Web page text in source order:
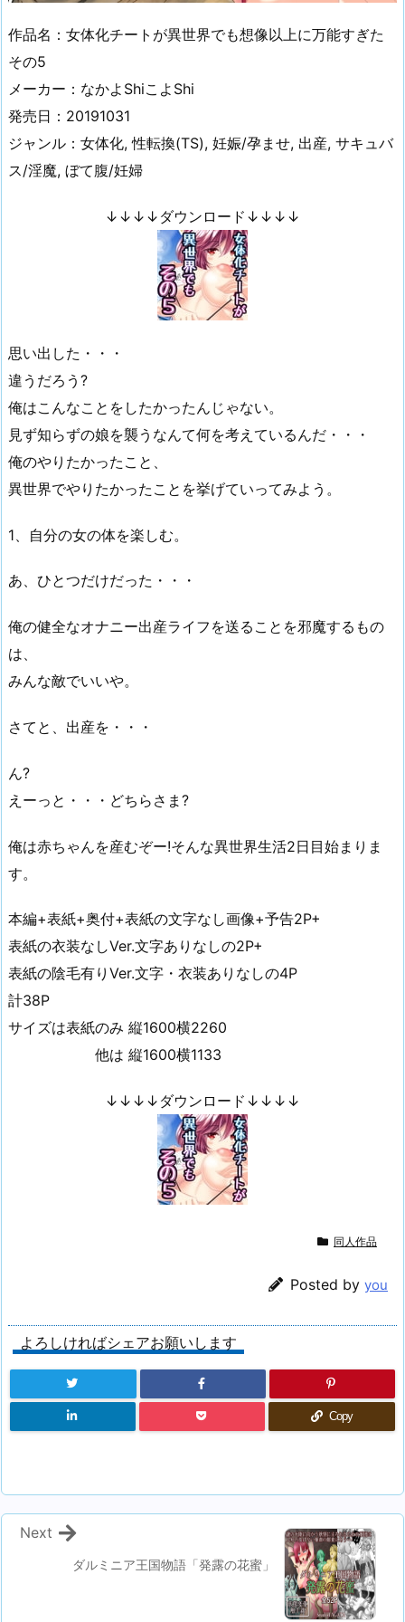
作品名：女体化チートが異世界でも想像以上に万能すぎた
その5
メーカー：なかよShiこよShi
発売日：20191031
ジャンル：女体化, 性転換(TS), 妊娠/孕ませ, 出産, サキュバ
ス/淫魔, ぼて腹/妊婦
↓↓↓↓ダウンロード↓↓↓↓
思い出した・・・
違うだろう?
俺はこんなことをしたかったんじゃない。
見ず知らずの娘を襲うなんて何を考えているんだ・・・
俺のやりたかったこと、
異世界でやりたかったことを挙げていってみよう。
1、自分の女の体を楽しむ。
あ、ひとつだけだった・・・
俺の健全なオナニー出産ライフを送ることを邪魔するもの
は、
みんな敵でいいや。
さてと、出産を・・・
ん?
えーっと・・・どちらさま?
俺は赤ちゃんを産むぞー!そんな異世界生活2日目始まりま
す。
本編+表紙+奥付+表紙の文字なし画像+予告2P+
表紙の衣装なしVer.文字ありなしの2P+
表紙の陰毛有りVer.文字・衣装ありなしの4P
計38P
サイズは表紙のみ 縦1600横2260
他は 縦1600横1133
↓↓↓↓ダウンロード↓↓↓↓
同人作品
Posted by you
よろしければシェアお願いします
Copy
ダルミニア王国物語「発露の花蜜」
Next